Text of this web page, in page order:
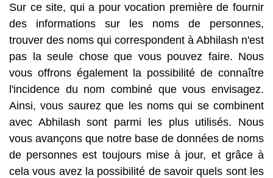
Sur ce site, qui a pour vocation première de fournir
des informations sur les noms de personnes,
trouver des noms qui correspondent à Abhilash n'est
pas la seule chose que vous pouvez faire. Nous
vous offrons également la possibilité de connaître
l'incidence du nom combiné que vous envisagez.
Ainsi, vous saurez que les noms qui se combinent
avec Abhilash sont parmi les plus utilisés. Nous
vous avançons que notre base de données de noms
de personnes est toujours mise à jour, et grâce à
cela vous avez la possibilité de savoir quels sont les